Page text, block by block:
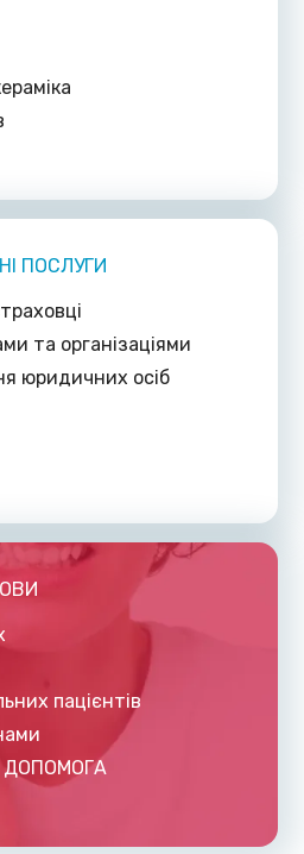
ПОСЛУГИ
та організаціями
юридичних осіб
пацієнтів
ДОПОМОГА